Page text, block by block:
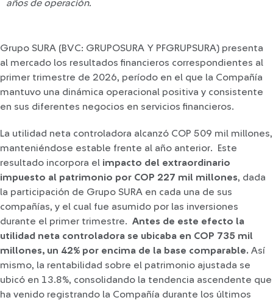
años de operación.
Grupo SURA (BVC: GRUPOSURA Y PFGRUPSURA) presenta
al mercado los resultados financieros correspondientes al
primer trimestre de 2026, período en el que la Compañía
mantuvo una dinámica operacional positiva y consistente
en sus diferentes negocios en servicios financieros.
La utilidad neta controladora alcanzó COP 509 mil millones,
manteniéndose estable frente al año anterior. Este
resultado incorpora el impacto del extraordinario
impuesto al patrimonio por COP 227 mil millones, dada
la participación de Grupo SURA en cada una de sus
compañías, y el cual fue asumido por las inversiones
durante el primer trimestre. Antes de este efecto la
utilidad neta controladora se ubicaba en COP 735 mil
millones, un 42% por encima de la base comparable. Así
mismo, la rentabilidad sobre el patrimonio ajustada se
ubicó en 13.8%, consolidando la tendencia ascendente que
ha venido registrando la Compañía durante los últimos